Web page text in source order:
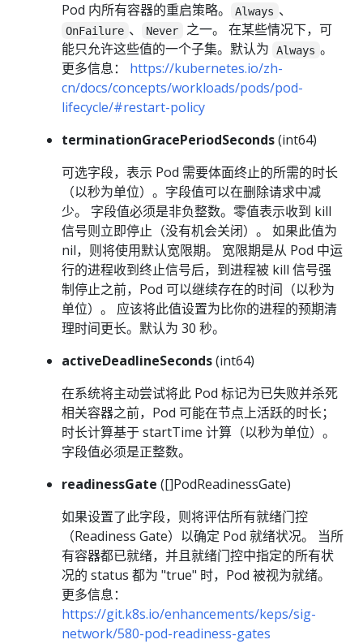
Pod 内所有容器的重启策略。
Always 、
OnFailure 、 Never
之一。 在某些情况下，可
能只允许这些值的一个子集。默认为
Always 。
更多信息： https://kubernetes.io/zh-
cn/docs/concepts/workloads/pods/pod-
lifecycle/#restart-policy
terminationGracePeriodSeconds(int64)
可选字段，表示 Pod 需要体面终止的所需的时长
（以秒为单位）。字段值可以在删除请求中减
少。 字段值必须是非负整数。零值表示收到 kill
信号则立即停止（没有机会关闭）。 如果此值为
nil，则将使用默认宽限期。 宽限期是从 Pod 中运
行的进程收到终止信号后，到进程被 kill 信号强
制停止之前，Pod 可以继续存在的时间（以秒为
单位）。 应该将此值设置为比你的进程的预期清
理时间更长。默认为 30 秒。
activeDeadlineSeconds(int64)
在系统将主动尝试将此 Pod 标记为已失败并杀死
相关容器之前，Pod 可能在节点上活跃的时长；
时长计算基于 startTime 计算（以秒为单位）。
字段值必须是正整数。
readinessGate ([]PodReadinessGate)
如果设置了此字段，则将评估所有就绪门控
（Readiness Gate）以确定 Pod 就绪状况。 当所
有容器都已就绪，并且就绪门控中指定的所有状
况的 status 都为 "true" 时，Pod 被视为就绪。
更多信息：
https://git.k8s.io/enhancements/keps/sig-
network/580-pod-readiness-gates